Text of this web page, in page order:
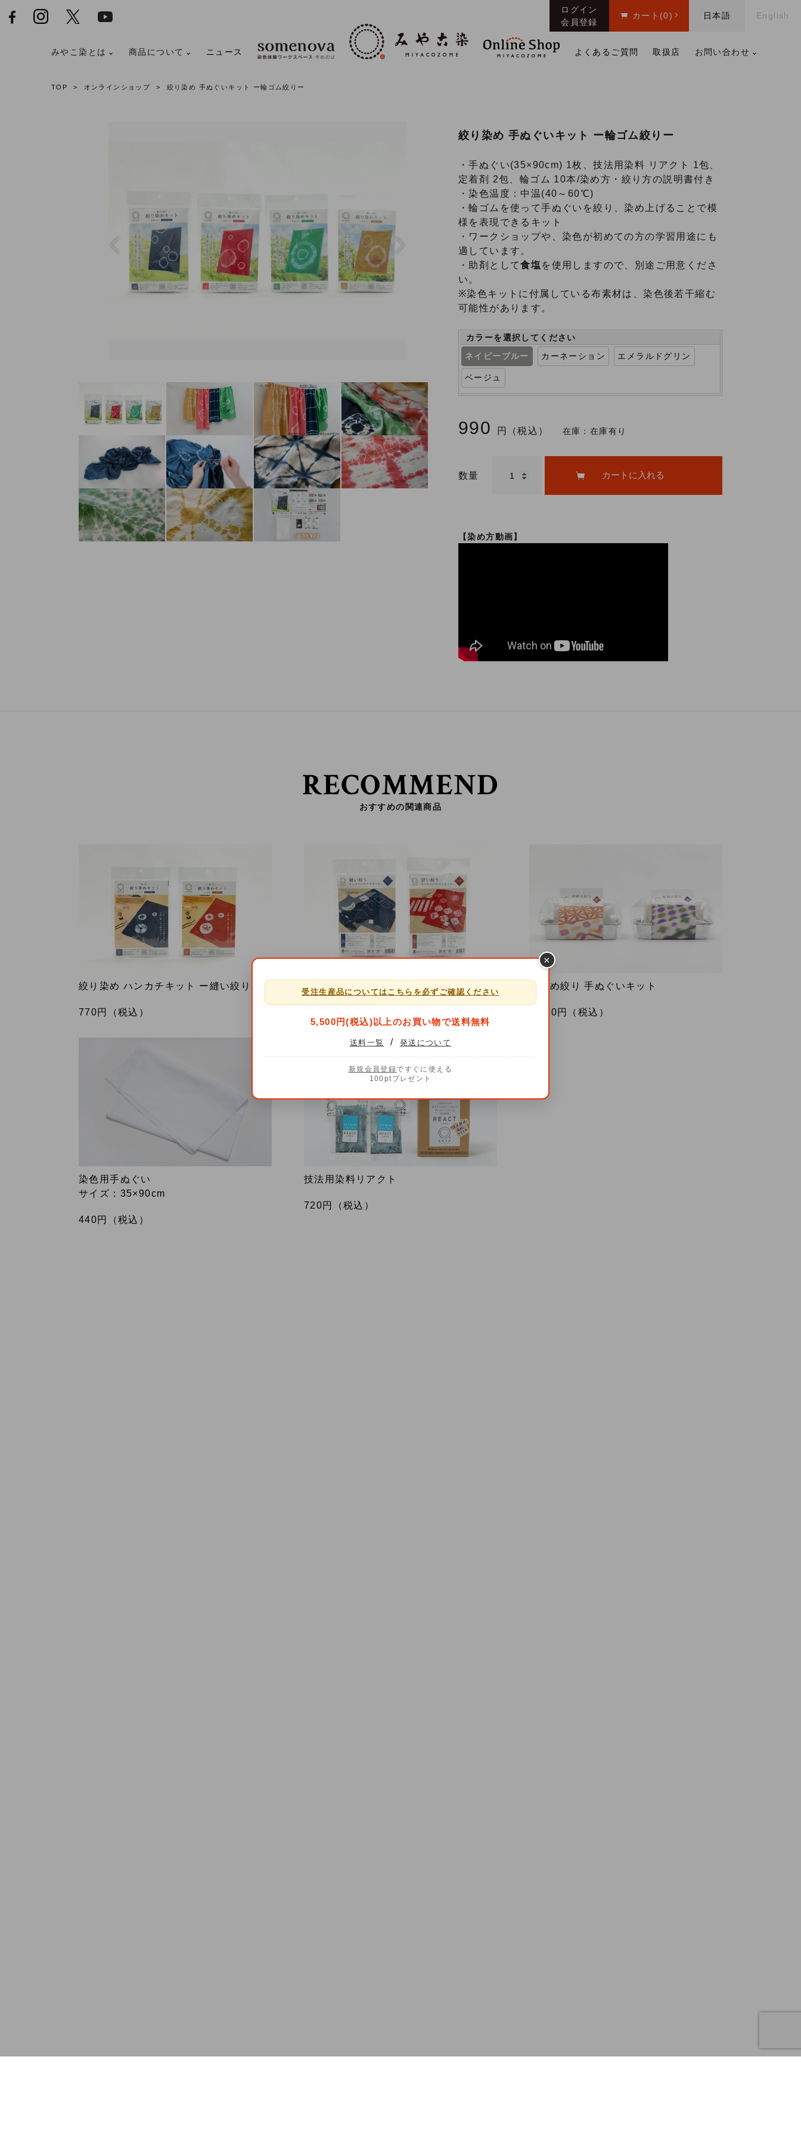
ログイン
会員登録
カート (0) 日本語 English
みやこ染とは 商品について ニュース よくあるご質問 取扱店 お問い合わせ
×
受注生産品についてはこちらを必ずご確認ください
5,500円(税込)以上のお買い物で送料無料
送料一覧 / 発送について
新規会員登録ですぐに使える
100ptプレゼント
TOP オンラインショップ 絞り染め 手ぬぐいキット ー輪ゴム絞りー
Previous Next
絞り染め 手ぬぐいキット ー輪ゴム絞りー
・手ぬぐい(35×90cm) 1枚、技法用染料 リアクト 1包、
定着剤 2包、輪ゴム 10本/染め方・絞り方の説明書付き
・染色温度：中温(40～60℃)
・輪ゴムを使って手ぬぐいを絞り、染め上げることで模
様を表現できるキット
・ワークショップや、染色が初めての方の学習用途にも
適しています。
・助剤として食塩 を使用しますので、別途ご用意くださ
い。
※染色キットに付属している布素材は、染色後若干縮む
可能性があります。
カラーを選択してください
ネイビーブルー
カーネーション エメラルドグリン
ベージュ
990 円（税込） 在庫： 在庫有り
数量
【染め方動画】
RECOMMEND
おすすめの関連商品
絞り染め ハンカチキット ー縫い絞りー
770 円（税込）
縫い絞り ランチョンマットキット 板締め絞り 手ぬぐいキット
1,980 円（税込）
染色用手ぬぐい
サイズ：35×90cm
440 円（税込）
技法用染料リアクト
720 円（税込）